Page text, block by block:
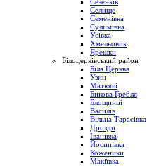
Сезенків
Селище
Семенівка
Сулимівка
Усівка
Хмельовик
Ярешки
Білоцерківський район
Біла Церква
Узин
Матюші
Бикова Гребля
Блощинці
Василів
Вільна Тарасівка
Дрозди
Іванівка
Йосипівка
Коженики
Макіївка